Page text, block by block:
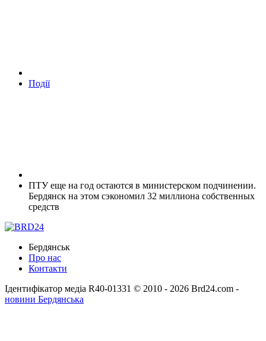
Події
ПТУ еще на год остаются в министерском подчинении.
Бердянск на этом сэкономил 32 миллиона собственных
средств
Бердянськ
Про нас
Контакти
Ідентифікатор медіа R40-01331 © 2010 - 2026 Brd24.com -
новини Бердянська